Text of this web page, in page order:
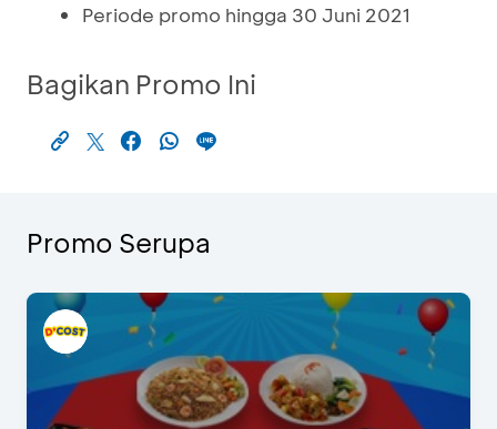
Periode promo hingga 30 Juni 2021
Bagikan Promo Ini
Promo Serupa